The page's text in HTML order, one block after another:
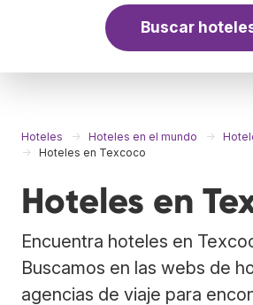
Buscar
Hoteles Hoteles en el mundo
Hoteles en Texcoco
Hoteles en
Encuentra hoteles en
Buscamos en las webs de
agencias de viaje para